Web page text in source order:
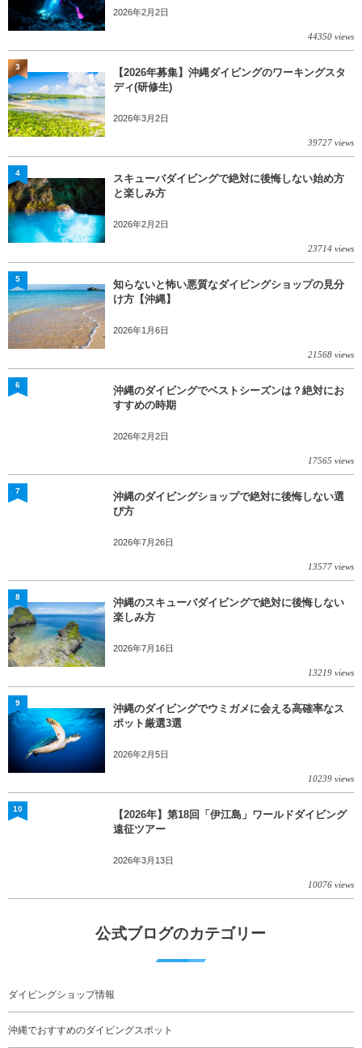
2026年2月2日
44350 views
【2026年募集】沖縄ダイビングのワーキングスタ
ディ(研修生)
2026年3月2日
39727 views
3
スキューバダイビングで絶対に後悔しない始め方
と楽しみ方
2026年2月2日
23714 views
4
知らないと怖い悪質なダイビングショップの見分
け方【沖縄】
2026年1月6日
21568 views
5
沖縄のダイビングでベストシーズンは？絶対にお
すすめの時期
2026年2月2日
17565 views
6
沖縄のダイビングショップで絶対に後悔しない選
び方
2026年7月26日
13577 views
7
沖縄のスキューバダイビングで絶対に後悔しない
楽しみ方
2026年7月16日
13219 views
8
沖縄のダイビングでウミガメに会える高確率なス
ポット厳選3選
2026年2月5日
10239 views
9
【2026年】第18回「伊江島」ワールドダイビング
遠征ツアー
2026年3月13日
10076 views
10
公式ブログのカテゴリー
ダイビングショップ情報
沖縄でおすすめのダイビングスポット